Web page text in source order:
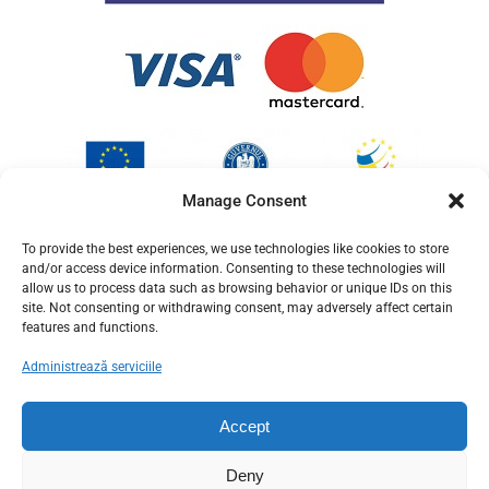
Manage Consent
To provide the best experiences, we use technologies like cookies to store
and/or access device information. Consenting to these technologies will
allow us to process data such as browsing behavior or unique IDs on this
site. Not consenting or withdrawing consent, may adversely affect certain
features and functions.
Administrează serviciile
Accept
Deny